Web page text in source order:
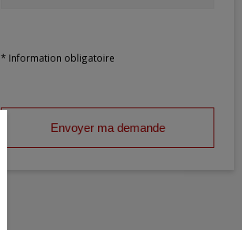
* Information obligatoire
Envoyer ma demande